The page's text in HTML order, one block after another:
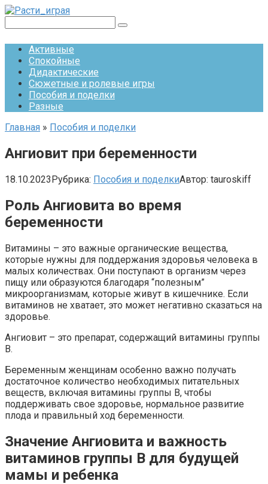
Перейти
контенту
Активные
Спокойные
Дидактические
Сюжетные и ролевые игры
Пособия и поделки
Разные
Главная » Пособия и поделки
Ангиовит при беременности
18.10.2023Рубрика: Пособия и поделкиАвтор: tauroskiff
Роль Ангиовита во время
беременности
Витамины – это важные органические вещества,
которые нужны для поддержания здоровья человека в
малых количествах. Они поступают в организм через
пищу или образуются благодаря “полезным”
микроорганизмам, которые живут в кишечнике. Если
витаминов не хватает, это может негативно сказаться на
здоровье.
Ангиовит – это препарат, содержащий витамины группы
В.
Беременным женщинам особенно важно получать
достаточное количество необходимых питательных
веществ, включая витамины группы В, чтобы
поддерживать свое здоровье, нормальное развитие
плода и правильный ход беременности.
Значение Ангиовита и важность
витаминов группы В для будущей
мамы и ребенка